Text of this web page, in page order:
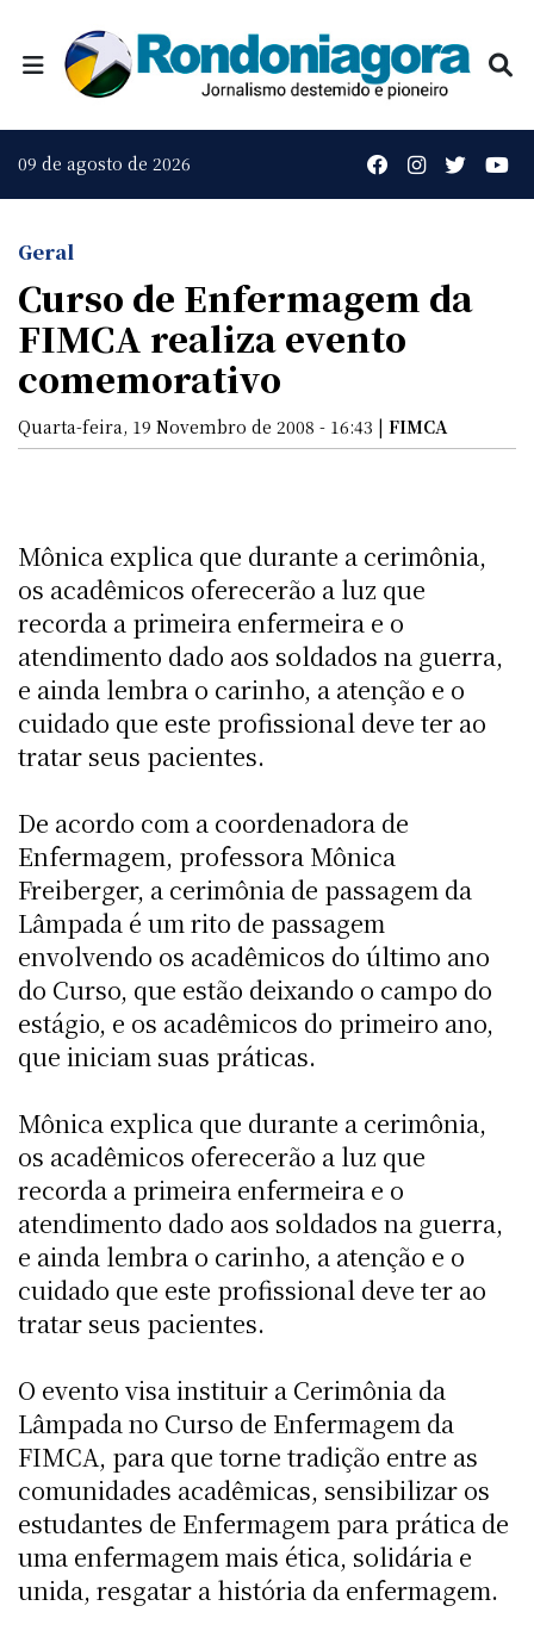
09 de agosto de 2026
Geral
Curso de Enfermagem da
FIMCA realiza evento
comemorativo
Quarta-feira, 19 Novembro de 2008 - 16:43 | FIMCA
Mônica explica que durante a cerimônia,
os acadêmicos oferecerão a luz que
recorda a primeira enfermeira e o
atendimento dado aos soldados na guerra,
e ainda lembra o carinho, a atenção e o
cuidado que este profissional deve ter ao
tratar seus pacientes.
De acordo com a coordenadora de
Enfermagem, professora Mônica
Freiberger, a cerimônia de passagem da
Lâmpada é um rito de passagem
envolvendo os acadêmicos do último ano
do Curso, que estão deixando o campo do
estágio, e os acadêmicos do primeiro ano,
que iniciam suas práticas.
Mônica explica que durante a cerimônia,
os acadêmicos oferecerão a luz que
recorda a primeira enfermeira e o
atendimento dado aos soldados na guerra,
e ainda lembra o carinho, a atenção e o
cuidado que este profissional deve ter ao
tratar seus pacientes.
O evento visa instituir a Cerimônia da
Lâmpada no Curso de Enfermagem da
FIMCA, para que torne tradição entre as
comunidades acadêmicas, sensibilizar os
estudantes de Enfermagem para prática de
uma enfermagem mais ética, solidária e
unida, resgatar a história da enfermagem.